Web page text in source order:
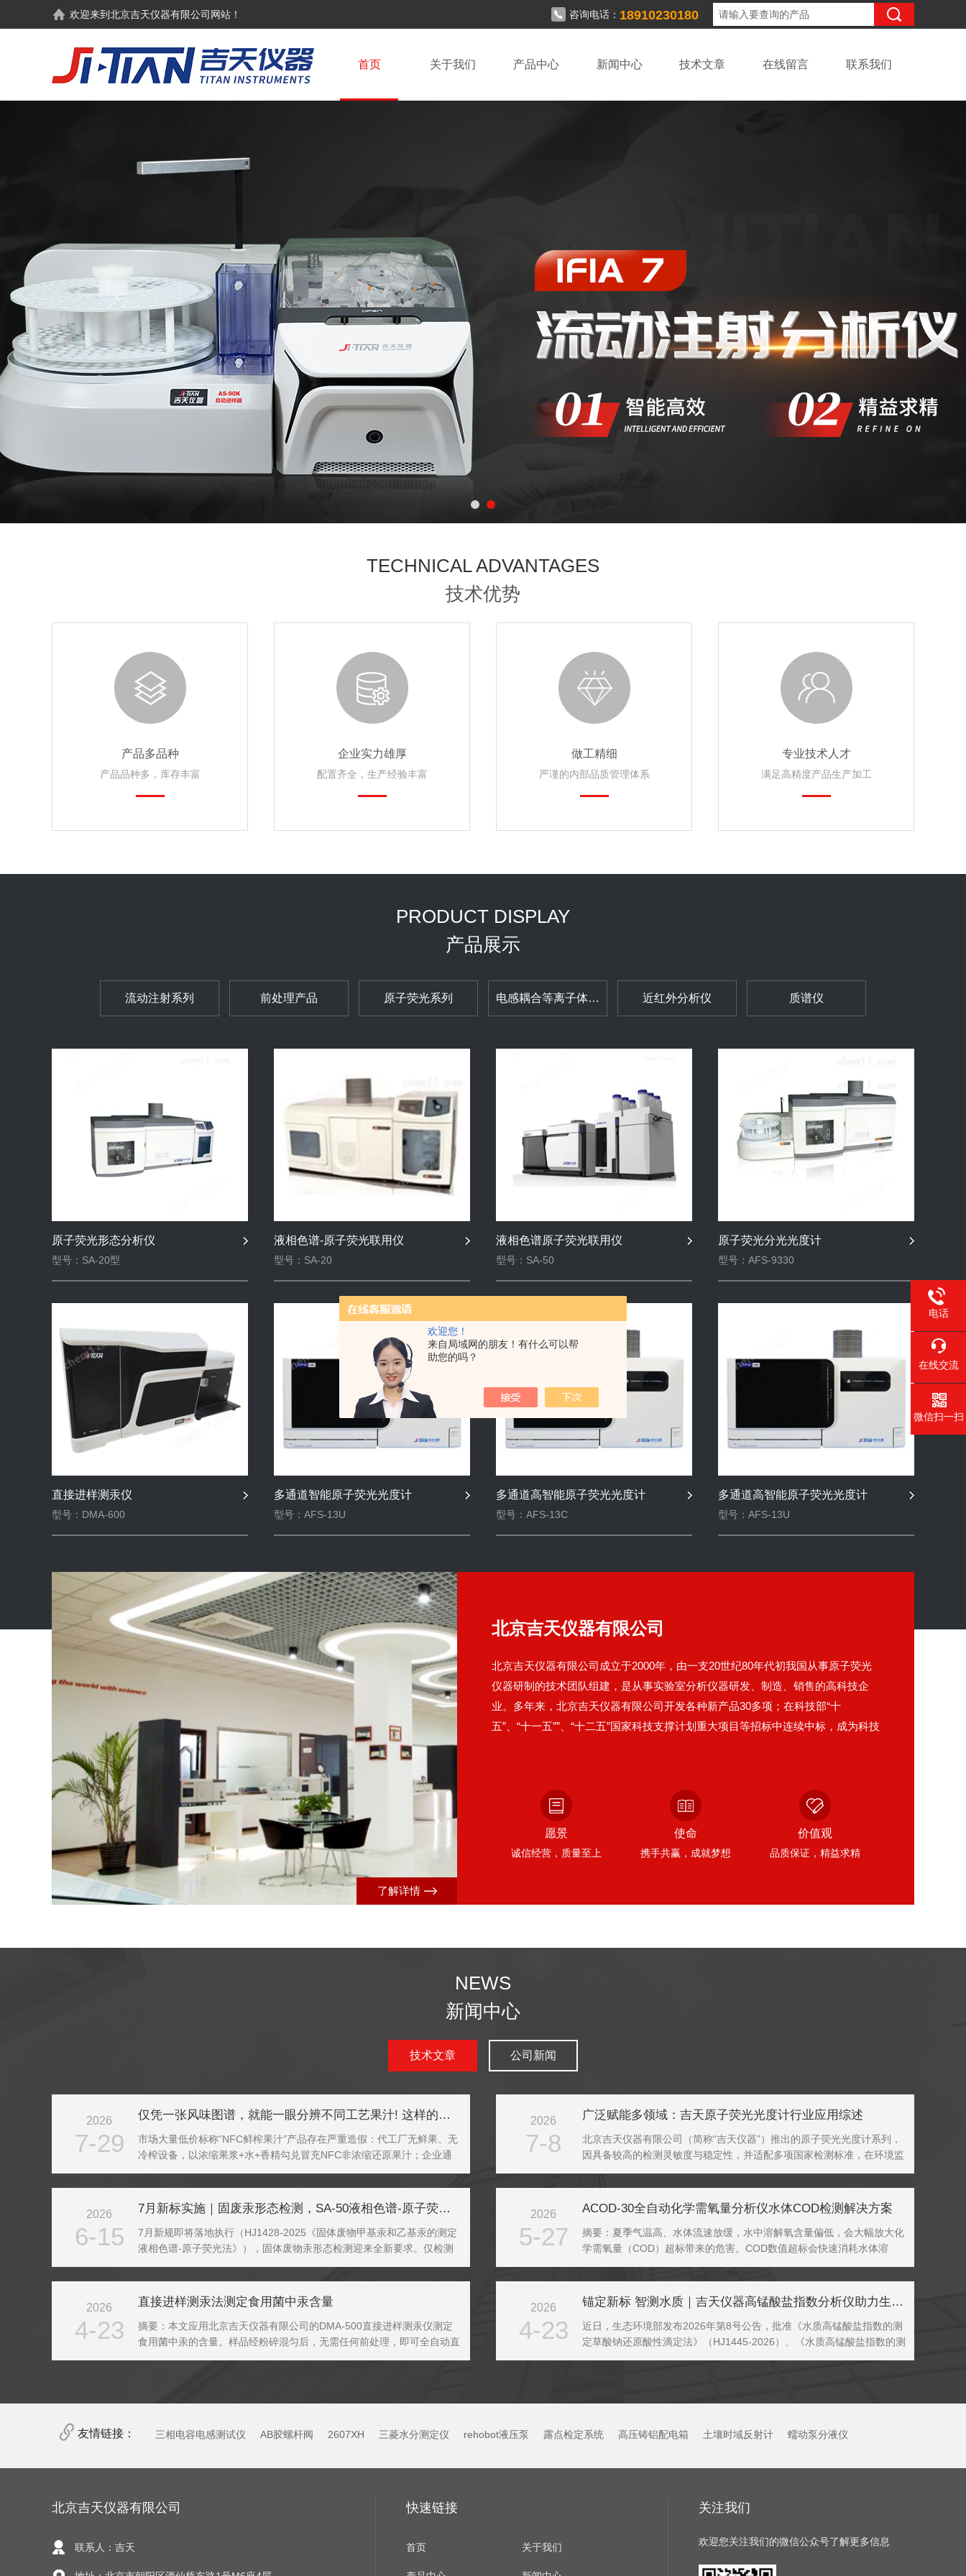
欢迎您！
来自局域网的朋友！有什么可以帮
助您的吗？
欢迎来到北京吉天仪器有限公司 网站！ 咨询电话： 18910230180
首页 关于我们 产品中心 新闻中心 技术文章 在线留言 联系我们
TECHNICAL ADVANTAGES
技术优势
产品多品种
产品品种多，库存丰富
企业实力雄厚
配置齐全，生产经验丰富
做工精细
严谨的内部品质管理体系
专业技术人才
满足高精度产品生产加工
PRODUCT DISPLAY
产品展示
流动注射系列 前处理产品 原子荧光系列 电感耦合等离子体发射光谱仪 近红外分析仪 质谱仪
原子荧光形态分析仪
型号：SA-20型
液相色谱-原子荧光联用仪
型号：SA-20
液相色谱原子荧光联用仪
型号：SA-50
原子荧光分光光度计
型号：AFS-9330
直接进样测汞仪
型号：DMA-600
多通道智能原子荧光光度计
型号：AFS-13U
多通道高智能原子荧光光度计
型号：AFS-13C
多通道高智能原子荧光光度计
型号：AFS-13U
了解详情
北京吉天仪器有限公司
北京吉天仪器有限公司成立于2000年，由一支20世纪80年代初我国从事原子荧光
仪器研制的技术团队组建，是从事实验室分析仪器研发、制造、销售的高科技企
业。多年来，北京吉天仪器有限公司开发各种新产品30多项；在科技部“十
五”、“十一五””、“十二五”国家科技支撑计划重大项目等招标中连续中标，成为科技
愿景
诚信经营，质量至上
使命
携手共赢，成就梦想
价值观
品质保证，精益求精
NEWS
新闻中心
技术文章 公司新闻
2026
7-29
仅凭一张风味图谱，就能一眼分辨不同工艺果汁! 这样的检测“黑科技”您了解吗？
市场大量低价标称“NFC鲜榨果汁”产品存在严重造假：代工厂无鲜果、无
冷榨设备，以浓缩果浆+水+香精勾兑冒充NFC非浓缩还原果汁；企业通
阱，常规理化检测难以快速批量筛查掺假...
2026
7-8
广泛赋能多领域：吉天原子荧光光度计行业应用综述
北京吉天仪器有限公司（简称“吉天仪器”）推出的原子荧光光度计系列，
因具备较高的检测灵敏度与稳定性，并适配多项国家检测标准，在环境监
金属分析的常用设备。环境监测是该仪器的主要应用...
2026
6-15
7月新标实施｜固废汞形态检测，SA-50液相色谱-原子荧光联用仪已就位
7月新规即将落地执行（HJ1428-2025《固体废物甲基汞和乙基汞的测定
液相色谱-原子荧光法》），固体废物汞形态检测迎来全新要求。仅检测
在毒性、迁移能力、生物富集特性上截然不...
2026
5-27
ACOD-30全自动化学需氧量分析仪水体COD检测解决方案
摘要：夏季气温高、水体流速放缓，水中溶解氧含量偏低，会大幅放大化
学需氧量（COD）超标带来的危害。COD数值超标会快速消耗水体溶
会被厌氧菌不充分降解，硫元素转化为硫化氢、氮元素...
2026
4-23
直接进样测汞法测定食用菌中汞含量
摘要：本文应用北京吉天仪器有限公司的DMA-500直接进样测汞仪测定
食用菌中汞的含量。样品经粉碎混匀后，无需任何前处理，即可全自动直
2026
4-23
锚定新标 智测水质｜吉天仪器高锰酸盐指数分析仪助力生态环境新标准落地
近日，生态环境部发布2026年第8号公告，批准《水质高锰酸盐指数的测
定草酸钠还原酸性滴定法》（HJ1445-2026）、《水质高锰酸盐指数的测
友情链接： 三相电容电感测试仪 AB胶螺杆阀 2607XH 三菱水分测定仪 rehobot液压泵 露点检定系统 高压铸铝配电箱 土壤时域反射计 蠕动泵分液仪
北京吉天仪器有限公司
联系人：吉天
快速链接
首页 关于我们
关注我们
欢迎您关注我们的微信公众号了解更多信息
电话
在线交流
微信扫一扫